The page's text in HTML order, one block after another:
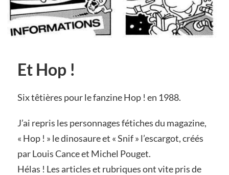
Et Hop !
Six têtières pour le fanzine Hop ! en 1988.
J’ai repris les personnages fétiches du magazine,
« Hop ! » le dinosaure et « Snif » l’escargot, créés
par Louis Cance et Michel Pouget.
Hélas ! Les articles et rubriques ont vite pris de